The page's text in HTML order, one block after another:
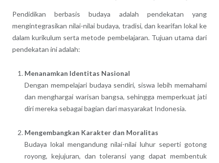
Pendidikan berbasis budaya adalah pendekatan yang
mengintegrasikan nilai-nilai budaya, tradisi, dan kearifan lokal ke
dalam kurikulum serta metode pembelajaran. Tujuan utama dari
pendekatan ini adalah:
Menanamkan Identitas Nasional
Dengan mempelajari budaya sendiri, siswa lebih memahami
dan menghargai warisan bangsa, sehingga memperkuat jati
diri mereka sebagai bagian dari masyarakat Indonesia.
Mengembangkan Karakter dan Moralitas
Budaya lokal mengandung nilai-nilai luhur seperti gotong
royong, kejujuran, dan toleransi yang dapat membentuk